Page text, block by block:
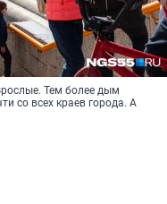
Тем более дым
со всех краев города. А